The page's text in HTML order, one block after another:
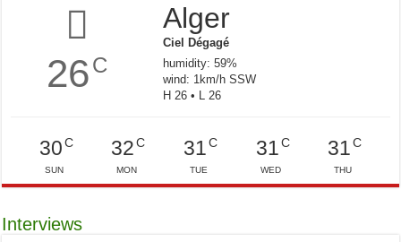
26C
Alger
Ciel Dégagé
humidity: 59%
wind: 1km/h SSW
H 26 • L 26
30C
SUN
32 C
MON
31C
TUE
31C
WED
31 C
THU
Interviews